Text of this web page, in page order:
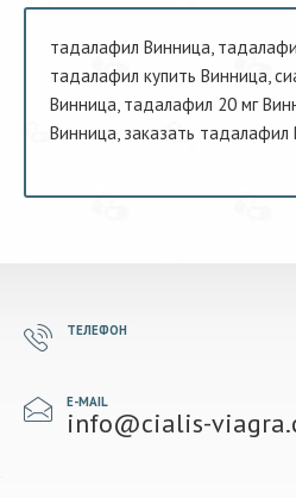
тадалафил Винница,
тадалафил купить Винница,
Винница, тадалафил 20 мг
Винница, заказать тадалафил
ТЕЛЕФОН
E-MAIL
info@cialis-